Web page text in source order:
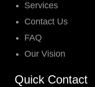
Services
Contact Us
FAQ
Our Vision
Quick Contact